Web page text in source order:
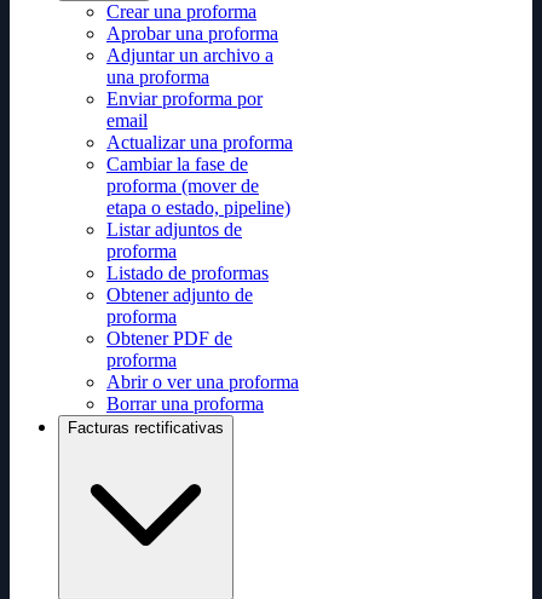
Crear una proforma
Aprobar una proforma
Adjuntar un archivo a
una proforma
Enviar proforma por
email
Actualizar una proforma
Cambiar la fase de
proforma (mover de
etapa o estado, pipeline)
Listar adjuntos de
proforma
Listado de proformas
Obtener adjunto de
proforma
Obtener PDF de
proforma
Abrir o ver una proforma
Borrar una proforma
Facturas rectificativas